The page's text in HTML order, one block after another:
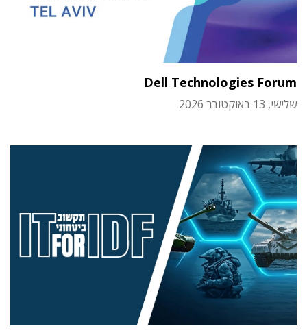
Dell Technologies Forum
שלישי, 13 באוקטובר 2026